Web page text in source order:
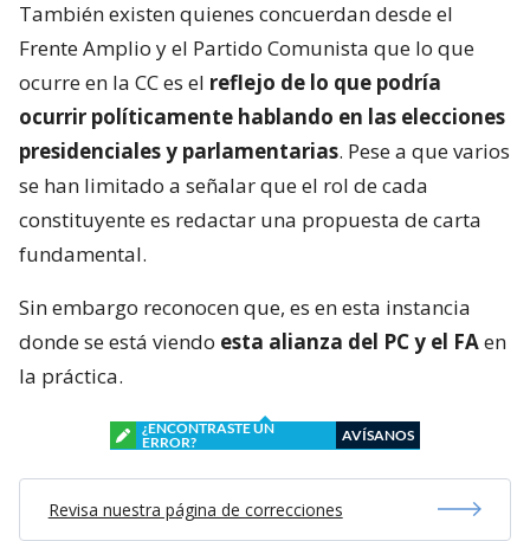
También existen quienes concuerdan desde el
Frente Amplio y el Partido Comunista que lo que
ocurre en la CC es el reflejo de lo que podría
ocurrir políticamente hablando en las elecciones
presidenciales y parlamentarias. Pese a que varios
se han limitado a señalar que el rol de cada
constituyente es redactar una propuesta de carta
fundamental.
Sin embargo reconocen que, es en esta instancia
donde se está viendo esta alianza del PC y el FAen
la práctica.
¿ENCONTRASTE UN
ERROR?
AVÍSANOS
Revisa nuestra página de correcciones